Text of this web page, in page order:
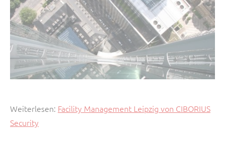
Weiterlesen: Facility Management Leipzig von CIBORIUS
Security